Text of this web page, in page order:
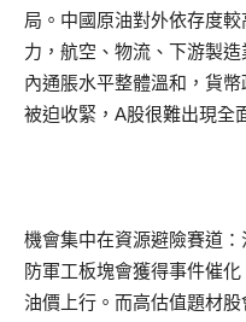
局。中國原油對外依存度
力，航空、物流、下游製
內通脹水平整體溫和，貨
被迫收緊，A股很難出現全
機會集中在資源避險賽道
防軍工板塊會獲得事件催
油價上行。而高估值題材